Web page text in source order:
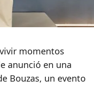
momentos
anunció en una
Bouzas, un evento